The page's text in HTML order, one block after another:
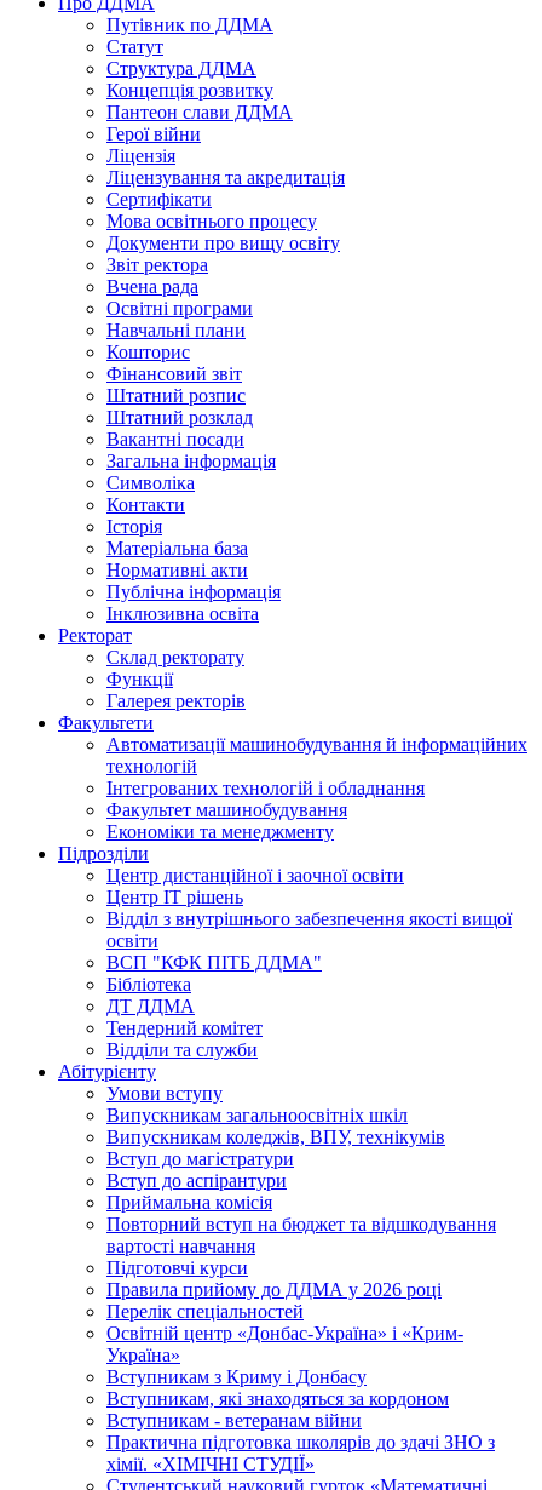
Путівник по ДДМА
Статут
Структура ДДМА
Концепція розвитку
Пантеон слави ДДМА
Герої війни
Ліцензія
Ліцензування та акредитація
Сертифікати
Мова освітнього процесу
Документи про вищу освіту
Звіт ректора
Вчена рада
Освітні програми
Навчальні плани
Кошторис
Фінансовий звіт
Штатний розпис
Штатний розклад
Вакантні посади
Загальна інформація
Символіка
Контакти
Історія
Матеріальна база
Нормативні акти
Публічна інформація
Інклюзивна освіта
Ректорат
Склад ректорату
Функції
Галерея ректорів
Факультети
Автоматизації машинобудування й інформаційних
технологій
Інтегрованих технологій і обладнання
Факультет машинобудування
Економіки та менеджменту
Підрозділи
Центр дистанційної і заочної освіти
Центр ІТ рішень
Відділ з внутрішнього забезпечення якості вищої
освіти
ВСП "КФК ПІТБ ДДМА"
Бібліотека
ДТ ДДМА
Тендерний комітет
Відділи та служби
Абітурієнту
Умови вступу
Випускникам загальноосвітніх шкіл
Випускникам коледжів, ВПУ, технікумів
Вступ до магістратури
Вступ до аспірантури
Приймальна комісія
Повторний вступ на бюджет та відшкодування
вартості навчання
Підготовчі курси
Правила прийому до ДДМА у 2026 році
Перелік спеціальностей
Освітній центр «Донбас-Україна» і «Крим-
Україна»
Вступникам з Криму і Донбасу
Вступникам, які знаходяться за кордоном
Вступникам - ветеранам війни
Практична підготовка школярів до здачі ЗНО з
хімії. «ХІМІЧНІ СТУДІЇ»
Студентський науковий гурток «Математичні